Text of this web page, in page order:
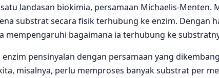
landasan biokimia, persamaan Michaelis-
substrat secara fisik terhubung ke enzim.
mempengaruhi bagaimana ia terhubung ke
pensinyalan dengan persamaan yang
misalnya, perlu memproses banyak substrat per